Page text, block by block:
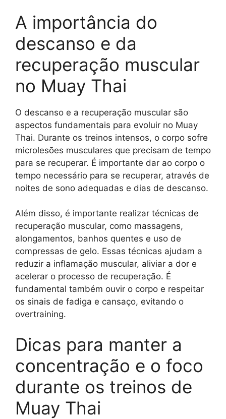
A importância do
descanso e da
recuperação muscular
no Muay Thai
O descanso e a recuperação muscular são
aspectos fundamentais para evoluir no Muay
Thai. Durante os treinos intensos, o corpo sofre
microlesões musculares que precisam de tempo
para se recuperar. É importante dar ao corpo o
tempo necessário para se recuperar, através de
noites de sono adequadas e dias de descanso.
Além disso, é importante realizar técnicas de
recuperação muscular, como massagens,
alongamentos, banhos quentes e uso de
compressas de gelo. Essas técnicas ajudam a
reduzir a inflamação muscular, aliviar a dor e
acelerar o processo de recuperação. É
fundamental também ouvir o corpo e respeitar
os sinais de fadiga e cansaço, evitando o
overtraining.
Dicas para manter a
concentração e o foco
durante os treinos de
Muay Thai